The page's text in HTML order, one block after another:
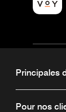
Principales
Pour nos